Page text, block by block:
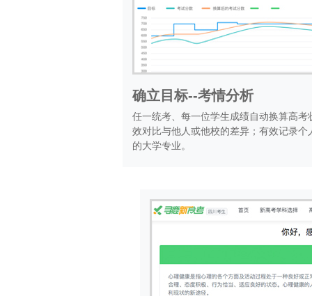
确立目标--考情分析
任一统考、每一位学生成绩自动换算高
效对比与他人或他校的差异；有效记录
的大学专业。